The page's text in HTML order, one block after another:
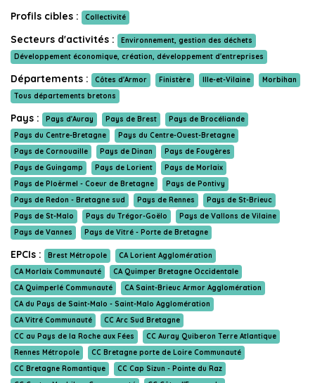
Profils cibles :
Collectivité
Secteurs d'activités :
Environnement, gestion des déchets
Développement économique, création, développement d'entreprises
Départements : Côtes d'Armor Finistère Ille-et-Vilaine
Morbihan
Tous départements bretons
Pays : Pays d'Auray Pays de Brest
Pays de Brocéliande
Pays du Centre-Bretagne
Pays du Centre-Ouest-Bretagne
Pays de Cornouaille
Pays de Dinan
Pays de Fougères
Pays de Guingamp
Pays de Lorient
Pays de Morlaix
Pays de Ploërmel - Coeur de Bretagne
Pays de Pontivy
Pays de Redon - Bretagne sud
Pays de Rennes
Pays de St-Brieuc
Pays de St-Malo
Pays du Trégor-Goëlo
Pays de Vallons de Vilaine
Pays de Vannes
Pays de Vitré - Porte de Bretagne
EPCIs : Brest Métropole
CA Lorient Agglomération
CA Morlaix Communauté
CA Quimper Bretagne Occidentale
CA Quimperlé Communauté
CA Saint-Brieuc Armor Agglomération
CA du Pays de Saint-Malo - Saint-Malo Agglomération
CA Vitré Communauté
CC Arc Sud Bretagne
CC au Pays de la Roche aux Fées
CC Auray Quiberon Terre Atlantique
Rennes Métropole
CC Bretagne porte de Loire Communauté
CC Bretagne Romantique
CC Cap Sizun - Pointe du Raz